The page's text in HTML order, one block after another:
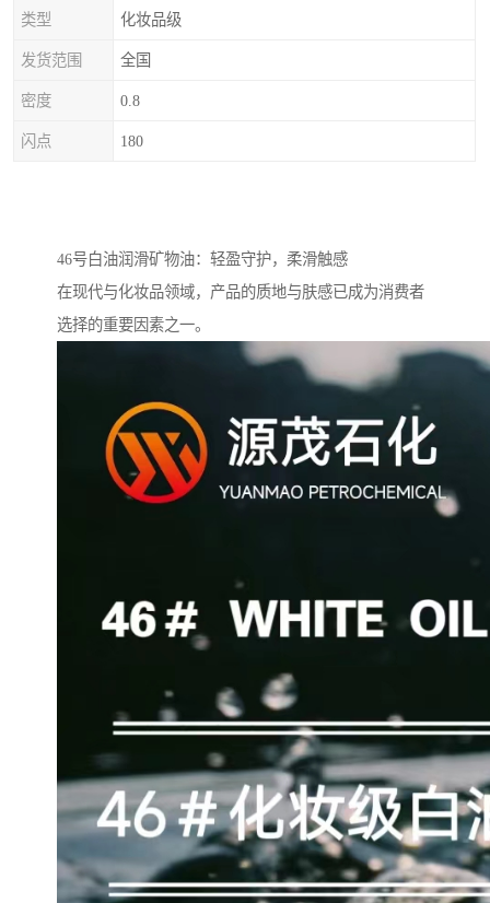
类型 化妆品级
发货范围 全国
密度 0.8
闪点 180
46号白油润滑矿物油：轻盈守护，柔滑触感
在现代与化妆品领域，产品的质地与肤感已成为消费者
选择的重要因素之一。